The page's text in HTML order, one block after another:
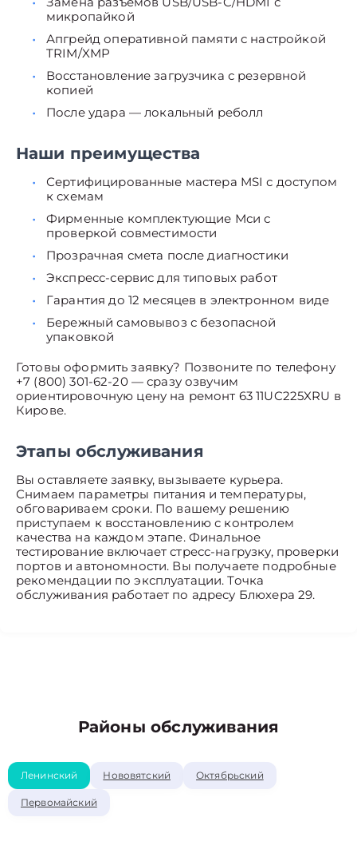
микропайкой
Апгрейд оперативной памяти с настройкой
TRIM/XMP
Восстановление загрузчика с резервной
копией
После удара — локальный реболл
Наши преимущества
Сертифицированные мастера MSI с доступом
к схемам
Фирменные комплектующие Мси с
проверкой совместимости
Прозрачная смета после диагностики
Экспресс-сервис для типовых работ
Гарантия до 12 месяцев в электронном виде
Бережный самовывоз с безопасной
упаковкой
Готовы оформить заявку? Позвоните по телефону
+7 (800) 301-62-20 — сразу озвучим
ориентировочную цену на ремонт 63 11UC225XRU в
Кирове.
Этапы обслуживания
Вы оставляете заявку, вызываете курьера.
Снимаем параметры питания и температуры,
обговариваем сроки. По вашему решению
приступаем к восстановлению с контролем
качества на каждом этапе. Финальное
тестирование включает стресс-нагрузку, проверки
портов и автономности. Вы получаете подробные
рекомендации по эксплуатации. Точка
обслуживания работает по адресу Блюхера 29.
Районы обслуживания
Ленинский Нововятский Октябрьский
Первомайский